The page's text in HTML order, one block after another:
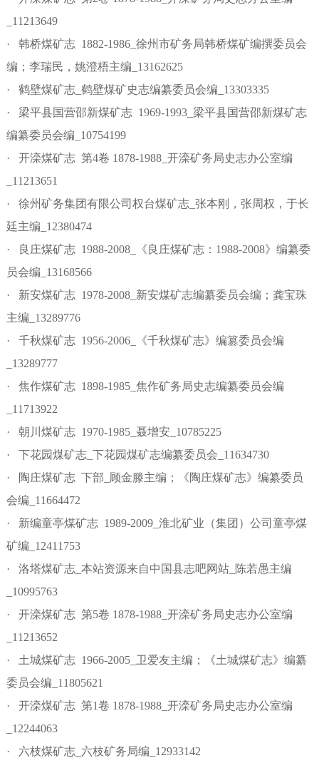
_11213649
· 韩桥煤矿志 1882-1986_徐州市矿务局韩桥煤矿编撰委员会
编；李瑞民，姚澄梧主编_13162625
· 鹤壁煤矿志_鹤壁煤矿史志编纂委员会编_13303335
· 梁平县国营邵新煤矿志 1969-1993_梁平县国营邵新煤矿志
编纂委员会编_10754199
· 开滦煤矿志 第4卷 1878-1988_开滦矿务局史志办公室编
_11213651
· 徐州矿务集团有限公司权台煤矿志_张本刚，张周权，于长
廷主编_12380474
· 良庄煤矿志 1988-2008_《良庄煤矿志：1988-2008》编纂委
员会编_13168566
· 新安煤矿志 1978-2008_新安煤矿志编纂委员会编；龚宝珠
主编_13289776
· 千秋煤矿志 1956-2006_《千秋煤矿志》编篡委员会编
_13289777
· 焦作煤矿志 1898-1985_焦作矿务局史志编纂委员会编
_11713922
· 朝川煤矿志 1970-1985_聂增安_10785225
· 下花园煤矿志_下花园煤矿志编纂委员会_11634730
· 陶庄煤矿志 下部_顾金滕主编；《陶庄煤矿志》编纂委员
会编_11664472
· 新编童亭煤矿志 1989-2009_淮北矿业（集团）公司童亭煤
矿编_12411753
· 洛塔煤矿志_本站资源来自中国县志吧网站_陈若愚主编
_10995763
· 开滦煤矿志 第5卷 1878-1988_开滦矿务局史志办公室编
_11213652
· 土城煤矿志 1966-2005_卫爱友主编；《土城煤矿志》编纂
委员会编_11805621
· 开滦煤矿志 第1卷 1878-1988_开滦矿务局史志办公室编
_12244063
· 六枝煤矿志_六枝矿务局编_12933142